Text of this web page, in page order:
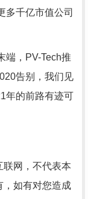
多千亿市值公司
端，PV-Tech推
告别，我们见
年的前路有迹可
联网，不代表本
，如有对您造成